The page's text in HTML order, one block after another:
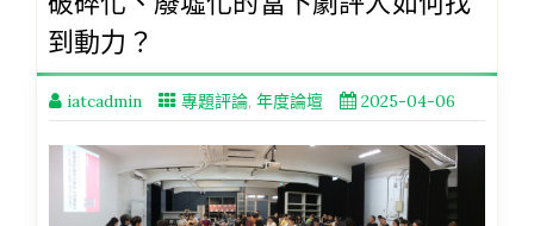
到動力？
iatcadmin 專題評論, 年度論壇 2025-04-06